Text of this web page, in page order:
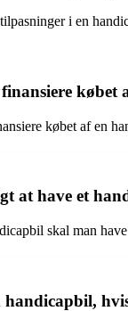
i en
købet
købet af en
at have et
skal man
handicapbil,